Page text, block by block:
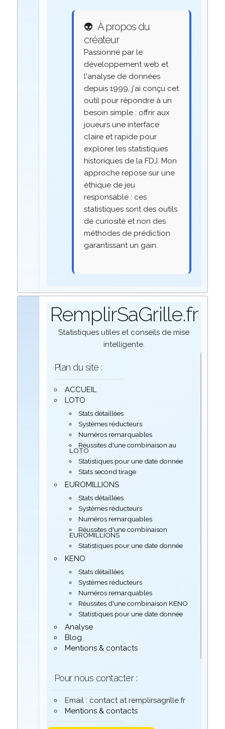
👽 À propos du
créateur
Passionné par le
développement web et
l'analyse de données
depuis 1999, j'ai conçu cet
outil pour répondre à un
besoin simple : offrir aux
joueurs une interface
claire et rapide pour
explorer les statistiques
historiques de la FDJ. Mon
approche repose sur une
éthique de jeu
responsable : ces
statistiques sont des outils
de curiosité et non des
méthodes de prédiction
garantissant un gain.
RemplirSaGrille.fr
Statistiques utiles et conseils de mise
intelligente.
Plan du site :
ACCUEIL
LOTO
Stats détaillées
Systèmes réducteurs
Numéros remarquables
Réussites d'une combinaison au
LOTO
Statistiques pour une date donnée
Stats second tirage
EUROMILLIONS
Stats détaillées
Systèmes réducteurs
Numéros remarquables
Réussites d'une combinaison
EUROMILLIONS
Statistiques pour une date donnée
KENO
Stats détaillées
Systèmes réducteurs
Numéros remarquables
Réussites d'une combinaison KENO
Statistiques pour une date donnée
Analyse
Blog
Mentions & contacts
Pour nous contacter :
Email : contact at remplirsagrille.fr
Mentions & contacts